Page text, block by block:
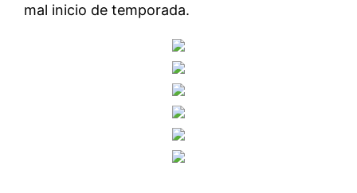
mal inicio de temporada.